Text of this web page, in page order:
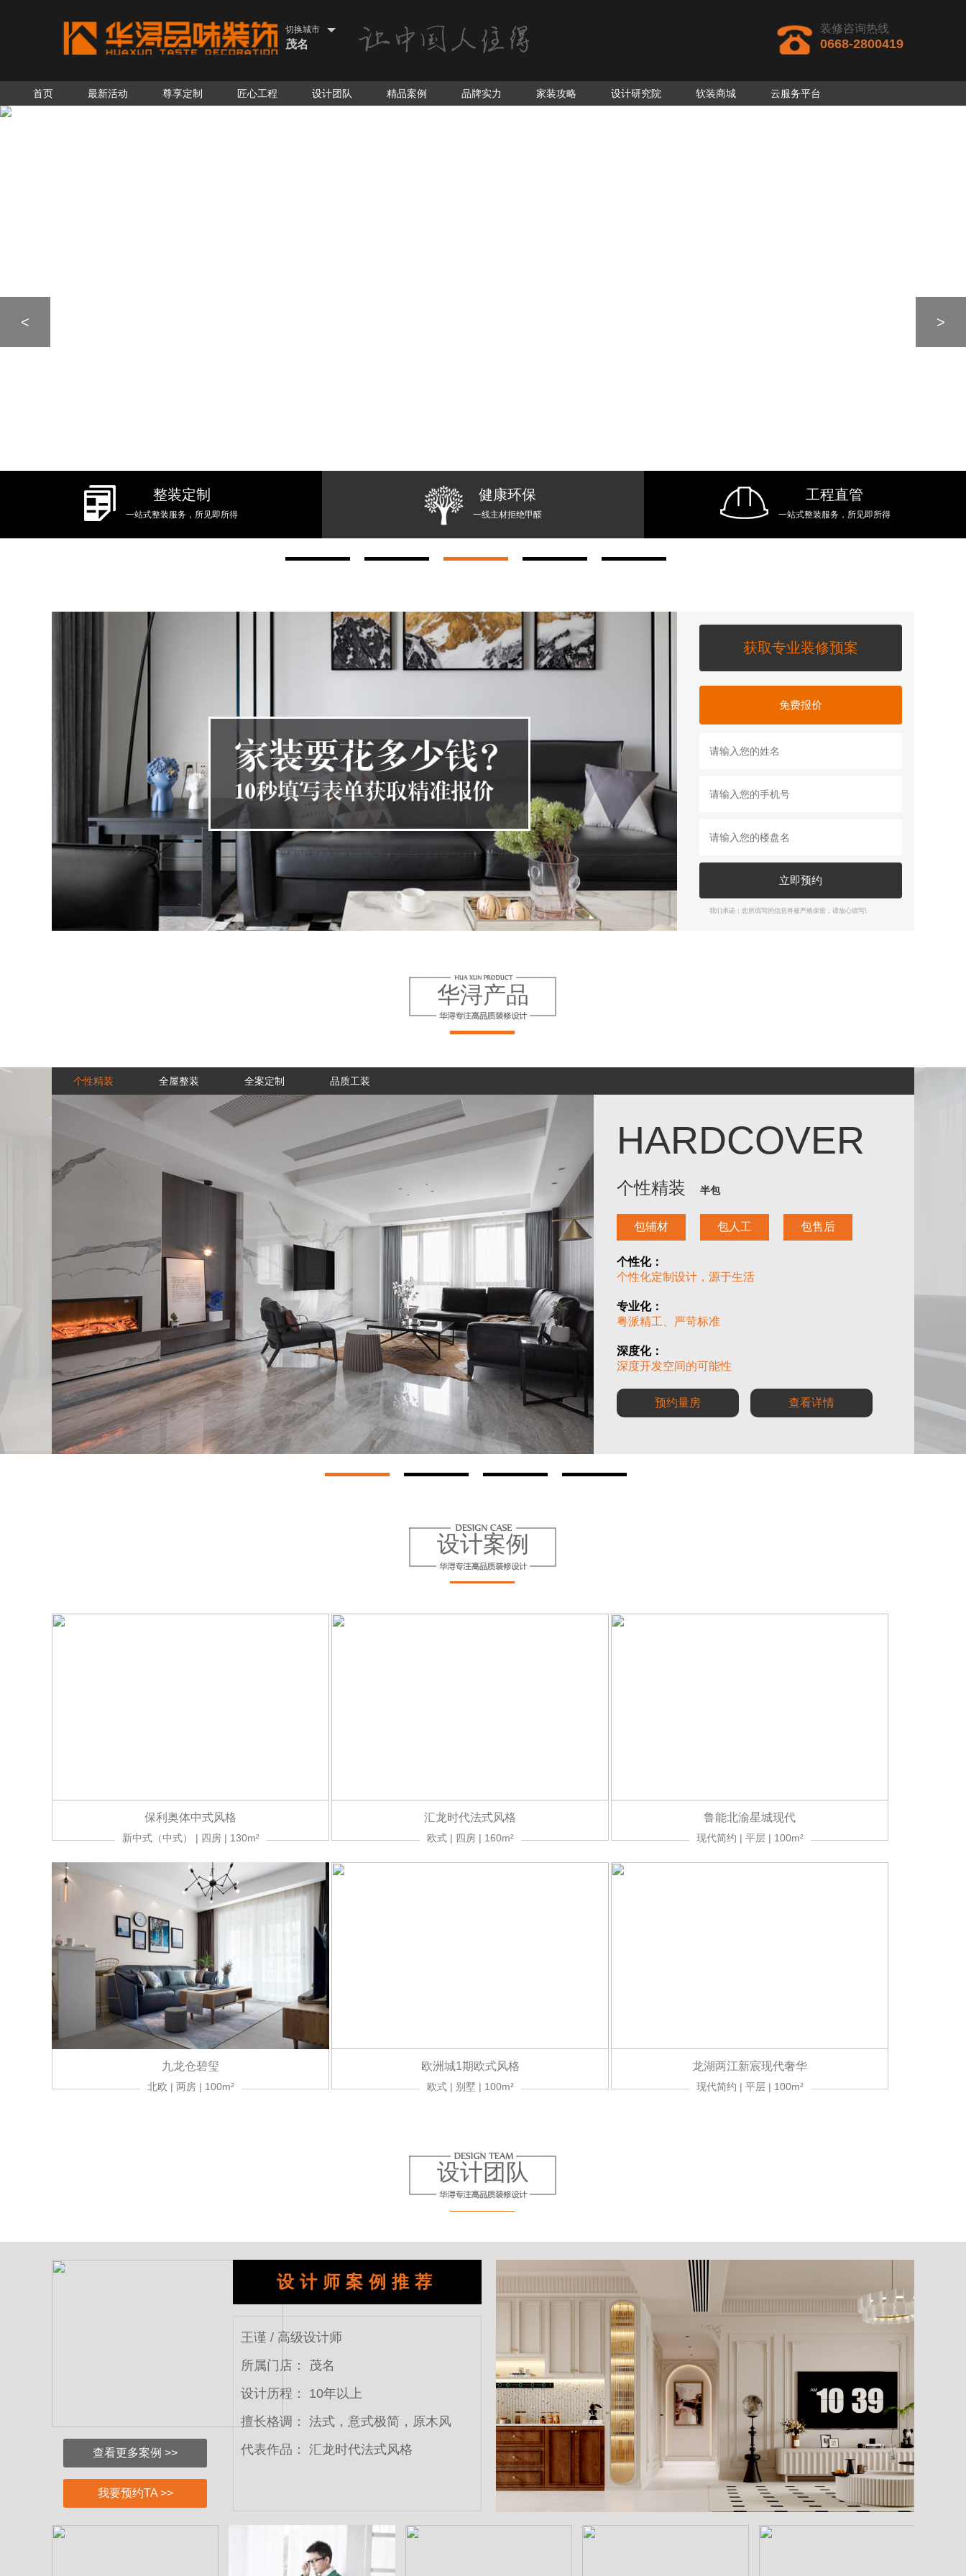
切换城市
茂名
装修咨询热线
0668-2800419
首页 最新活动 尊享定制 匠心工程 设计团队 精品案例 品牌实力 家装攻略 设计研究院 软装商城 云服务平台
整装定制
一站式整装服务，所见即所得
健康环保
一线主材拒绝甲醛
工程直管
一站式整装服务，所见即所得
< >
获取专业装修预案
免费报价
立即预约
我们承诺：您所填写的信息将被严格保密，请放心填写!
华浔产品
个性精装 全屋整装 全案定制 品质工装
HARDCOVER
个性精装 半包
包辅材 包人工 包售后
个性化：
个性化定制设计，源于生活
专业化：
粤派精工、严苛标准
深度化：
深度开发空间的可能性
预约量房 查看详情
设计案例
保利奥体中式风格
新中式（中式） | 四房 | 130m²
汇龙时代法式风格
欧式 | 四房 | 160m²
鲁能北渝星城现代
现代简约 | 平层 | 100m²
九龙仓碧玺
北欧 | 两房 | 100m²
欧洲城1期欧式风格
欧式 | 别墅 | 100m²
龙湖两江新宸现代奢华
现代简约 | 平层 | 100m²
设计团队
查看更多案例 >>
我要预约TA >>
设计师案例推荐
王谨 / 高级设计师
所属门店： 茂名
设计历程： 10年以上
擅长格调： 法式，意式极简，原木风
代表作品： 汇龙时代法式风格